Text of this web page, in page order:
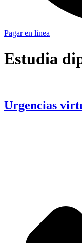
Pagar en linea
Estudia
Urgencias